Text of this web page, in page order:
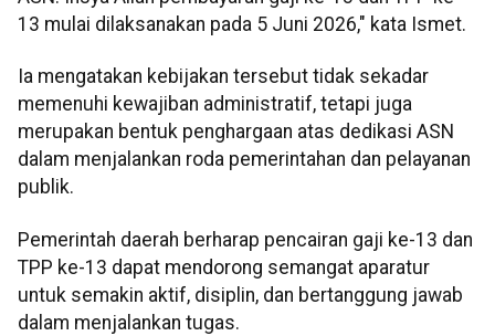
13 mulai dilaksanakan pada 5 Juni 2026," kata Ismet.
Ia mengatakan kebijakan tersebut tidak sekadar
memenuhi kewajiban administratif, tetapi juga
merupakan bentuk penghargaan atas dedikasi ASN
dalam menjalankan roda pemerintahan dan pelayanan
publik.
Pemerintah daerah berharap pencairan gaji ke-13 dan
TPP ke-13 dapat mendorong semangat aparatur
untuk semakin aktif, disiplin, dan bertanggung jawab
dalam menjalankan tugas.